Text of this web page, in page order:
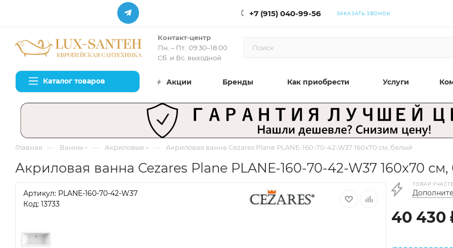
+7 (915) 040-99-56 ЗАКАЗАТЬ ЗВОНОК
Контакт-центр
Пн. – Пт.: 09:30–18:00
Сб. и Вс. выходной
Каталог товаров Акции Бренды Как приобрести Услуги
Главная — Ванны — Акриловые — Акриловая ванна Cezares Plane PLANE-160-70-42-W37 160x70 см, белый
Акриловая ванна Cezares Plane PLANE-160-70-42-W37 160x70
Артикул: PLANE-160-70-42-W37
Код: 13733
ТОВАР
40 430